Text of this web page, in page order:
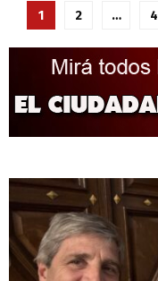
Paginación
de
entradas
1 2 … 4